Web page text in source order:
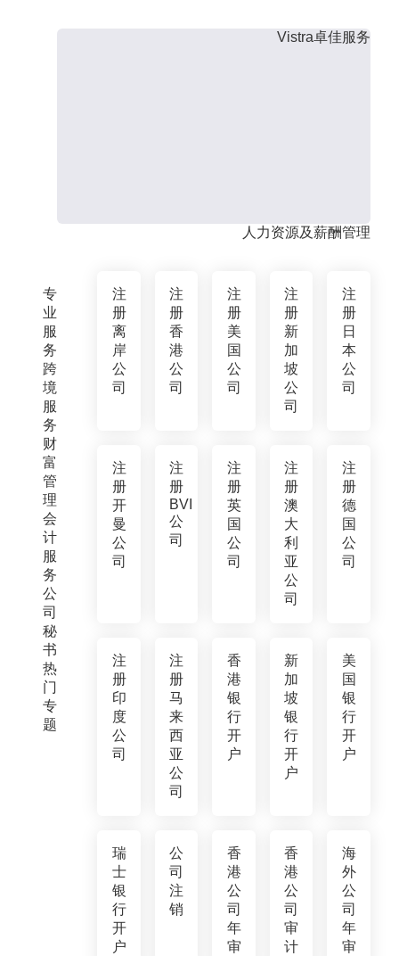
专
业
服
务
跨
境
服
务
财
富
管
理
会
计
服
务
公
司
秘
书
热
门
专
题
Vistra卓佳服务
人力资源及薪酬管理
注
册
离
岸
公
司
注
册
香
港
公
司
注
册
美
国
公
司
注
册
新
加
坡
公
司
注
册
日
本
公
司
注
册
开
曼
公
司
注
册
BVI
公
司
注
册
英
国
公
司
注
册
澳
大
利
亚
公
司
注
册
德
国
公
司
注
册
印
度
公
司
注
册
马
来
西
亚
公
司
香
港
银
行
开
户
新
加
坡
银
行
开
户
美
国
银
行
开
户
瑞
士
银
行
开
户
公
司
注
销
香
港
公
司
年
审
香
港
公
司
审
计
海
外
公
司
年
审